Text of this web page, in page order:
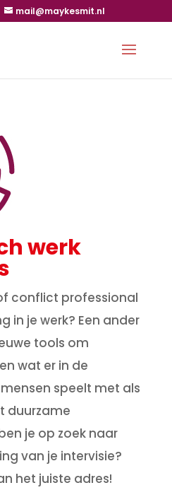
mail@maykesmit.nl
werk
conflict professional
in je werk? Een ander
tools om
wat er in de
speelt met als
duurzame
je op zoek naar
van je intervisie?
het juiste adres!